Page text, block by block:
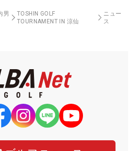
男
TOSHIN GOLF
TOURNAMENT IN 涼仙
ニュー
ス